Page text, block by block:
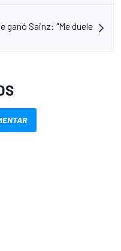
ganó Sainz: "Me duele